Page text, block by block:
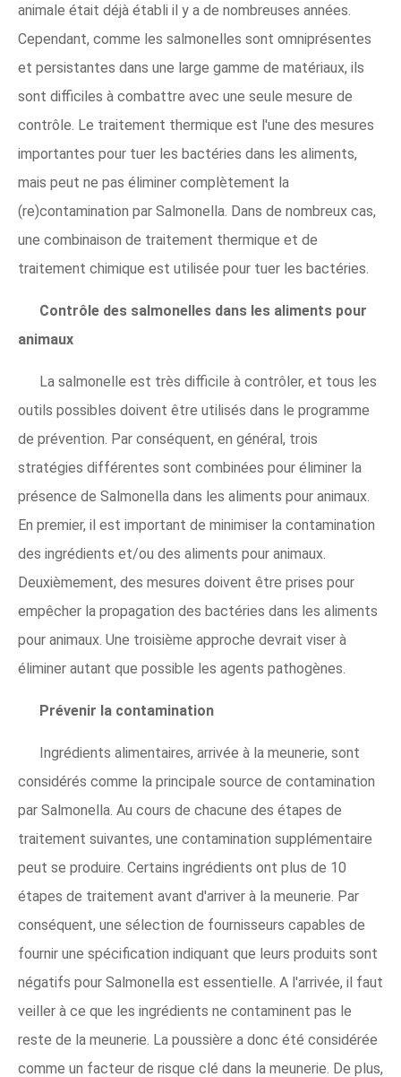
animale était déjà établi il y a de nombreuses années.
Cependant, comme les salmonelles sont omniprésentes
et persistantes dans une large gamme de matériaux, ils
sont difficiles à combattre avec une seule mesure de
contrôle. Le traitement thermique est l'une des mesures
importantes pour tuer les bactéries dans les aliments,
mais peut ne pas éliminer complètement la
(re)contamination par Salmonella. Dans de nombreux cas,
une combinaison de traitement thermique et de
traitement chimique est utilisée pour tuer les bactéries.
Contrôle des salmonelles dans les aliments pour
animaux
La salmonelle est très difficile à contrôler, et tous les
outils possibles doivent être utilisés dans le programme
de prévention. Par conséquent, en général, trois
stratégies différentes sont combinées pour éliminer la
présence de Salmonella dans les aliments pour animaux.
En premier, il est important de minimiser la contamination
des ingrédients et/ou des aliments pour animaux.
Deuxièmement, des mesures doivent être prises pour
empêcher la propagation des bactéries dans les aliments
pour animaux. Une troisième approche devrait viser à
éliminer autant que possible les agents pathogènes.
Prévenir la contamination
Ingrédients alimentaires, arrivée à la meunerie, sont
considérés comme la principale source de contamination
par Salmonella. Au cours de chacune des étapes de
traitement suivantes, une contamination supplémentaire
peut se produire. Certains ingrédients ont plus de 10
étapes de traitement avant d'arriver à la meunerie. Par
conséquent, une sélection de fournisseurs capables de
fournir une spécification indiquant que leurs produits sont
négatifs pour Salmonella est essentielle. A l'arrivée, il faut
veiller à ce que les ingrédients ne contaminent pas le
reste de la meunerie. La poussière a donc été considérée
comme un facteur de risque clé dans la meunerie. De plus,